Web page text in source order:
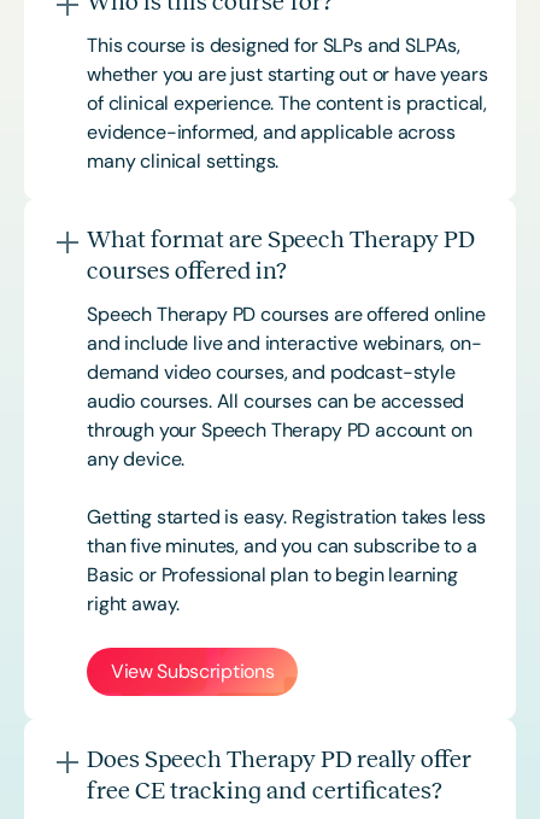
This course is designed for SLPs and SLPAs,
whether you are just starting out or have years
of clinical experience. The content is practical,
evidence-informed, and applicable across
many clinical settings.
What format are Speech Therapy PD
courses offered in?
Speech Therapy PD courses are offered online
and include live and interactive webinars, on-
demand video courses, and podcast-style
audio courses. All courses can be accessed
through your Speech Therapy PD account on
any device.
Getting started is easy. Registration takes less
than five minutes, and you can subscribe to a
Basic or Professional plan to begin learning
right away.
View Subscriptions
Does Speech Therapy PD really offer
free CE tracking and certificates?